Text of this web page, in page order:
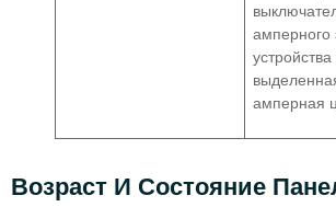
амперного
амперная
Возраст И Состояние